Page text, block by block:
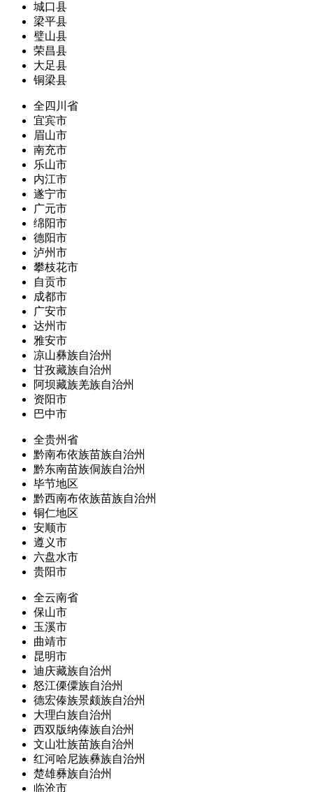
城口县
梁平县
璧山县
荣昌县
大足县
铜梁县
全四川省
宜宾市
眉山市
南充市
乐山市
内江市
遂宁市
广元市
绵阳市
德阳市
泸州市
攀枝花市
自贡市
成都市
广安市
达州市
雅安市
凉山彝族自治州
甘孜藏族自治州
阿坝藏族羌族自治州
资阳市
巴中市
全贵州省
黔南布依族苗族自治州
黔东南苗族侗族自治州
毕节地区
黔西南布依族苗族自治州
铜仁地区
安顺市
遵义市
六盘水市
贵阳市
全云南省
保山市
玉溪市
曲靖市
昆明市
迪庆藏族自治州
怒江傈僳族自治州
德宏傣族景颇族自治州
大理白族自治州
西双版纳傣族自治州
文山壮族苗族自治州
红河哈尼族彝族自治州
楚雄彝族自治州
临沧市